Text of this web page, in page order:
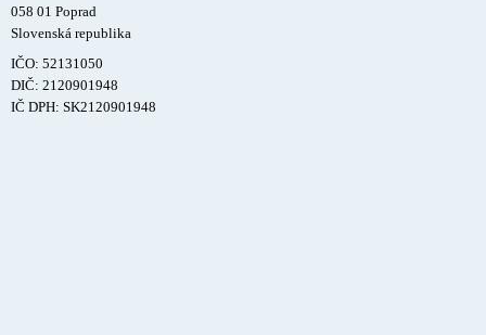
058 01 Poprad
Slovenská republika
IČO: 52131050
DIČ: 2120901948
IČ DPH: SK2120901948